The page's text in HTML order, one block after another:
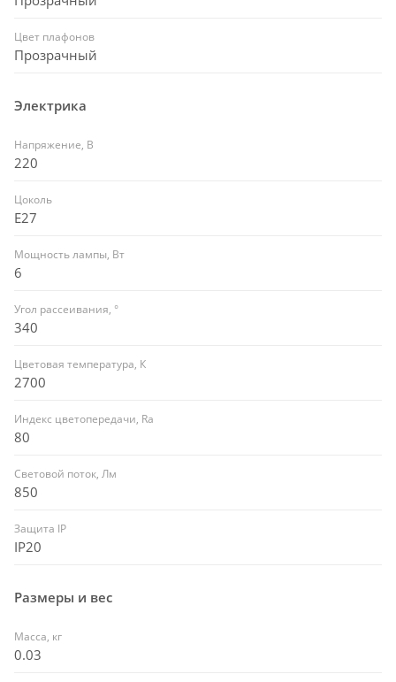
Цвет плафонов
Прозрачный
Электрика
Напряжение, В
220
Цоколь
E27
Мощность лампы, Вт
6
Угол рассеивания, °
340
Цветовая температура, К
2700
Индекс цветопередачи, Ra
80
Световой поток, Лм
850
Защита IP
IP20
Размеры и вес
Масса, кг
0.03